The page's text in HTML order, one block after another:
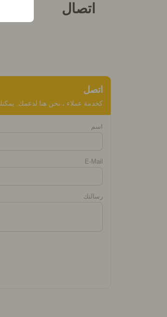
اتصال
اتصل
كخدمة عملاء ، نحن هنا لدعمك.
اسم
E-Mail
رسالتك